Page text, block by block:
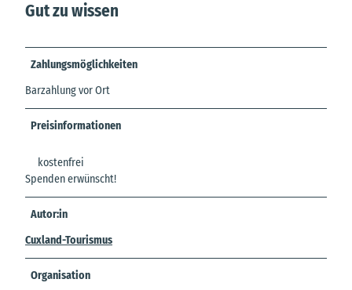
Gut zu wissen
Zahlungsmöglichkeiten
Barzahlung vor Ort
Preisinformationen
kostenfrei
Spenden erwünscht!
Autor:in
Cuxland-Tourismus
Organisation